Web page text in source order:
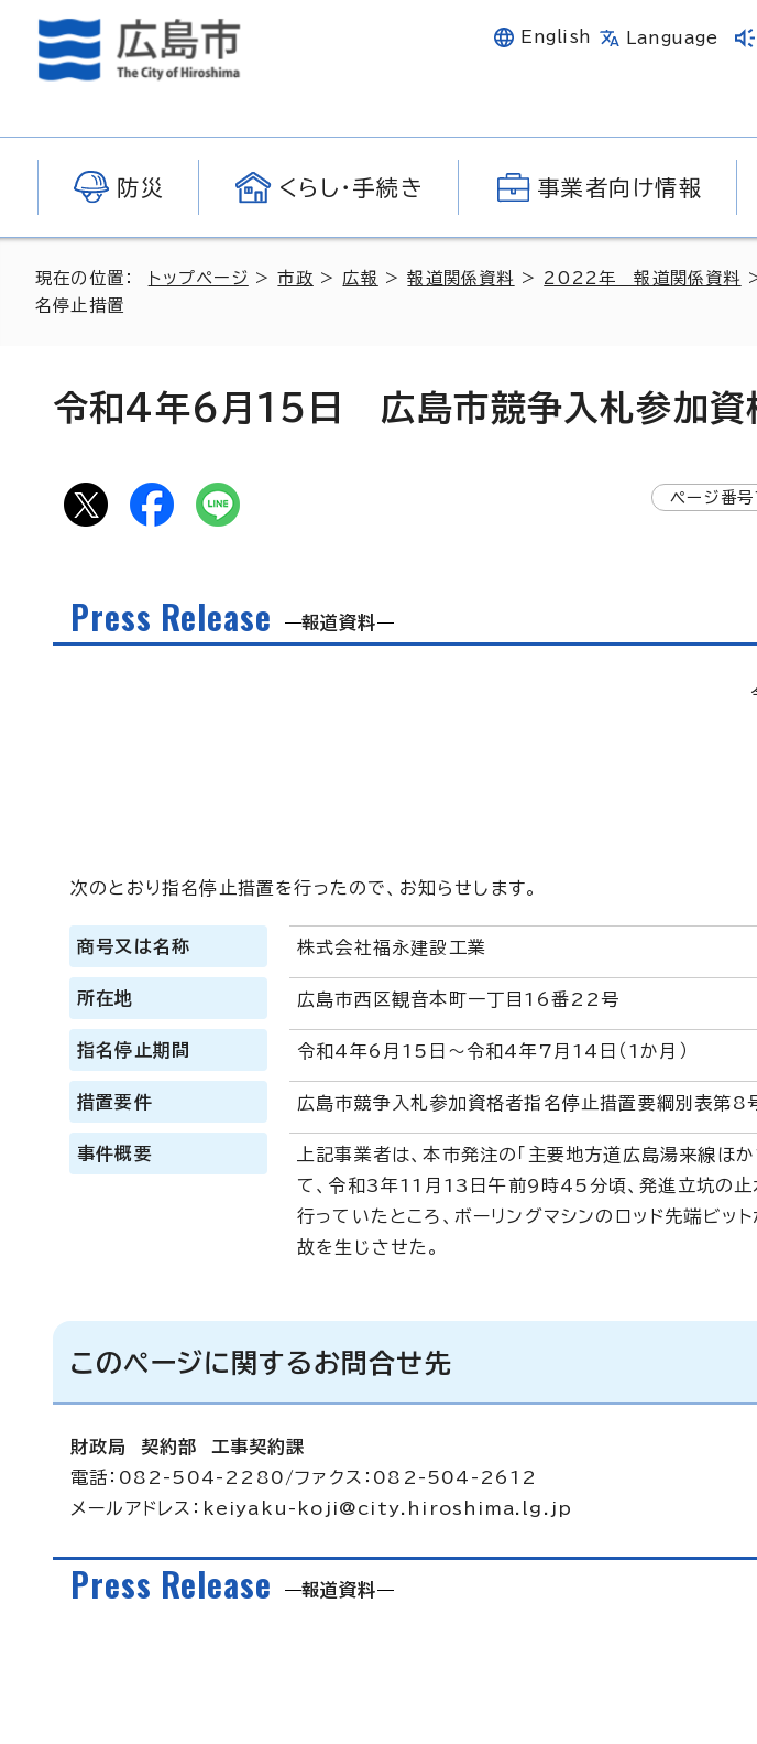
English Language
防災 くらし・手続き 事業者向け情報
現在の位置： トップページ >市政 > 広報 >報道関係資料 > 2022年 報道関係資料
名停止措置
令和4年6月15日 広島市競争入札参加資
ページ番号
Press Release 報道資料
次のとおり指名停止措置を行ったので、お知らせします。
商号又は名称 株式会社福永建設工業
所在地 広島市西区観音本町一丁目16番22号
指名停止期間 令和4年6月15日～令和4年7月14日（1か月）
措置要件 広島市競争入札参加資格者指名停止措置要綱別表第8
事件概要
上記事業者は、本市発注の「主要地方道広島湯来線ほ
て、令和3年11月13日午前9時45分頃、発進立坑の止
行っていたところ、ボーリングマシンのロッド先端ビッ
故を生じさせた。
このページに関するお問合せ先
財政局 契約部 工事契約課
電話：082-504-2280/ファクス：082-504-2612
メールアドレス： keiyaku-koji@city.hiroshima.lg.jp
Press Release 報道資料